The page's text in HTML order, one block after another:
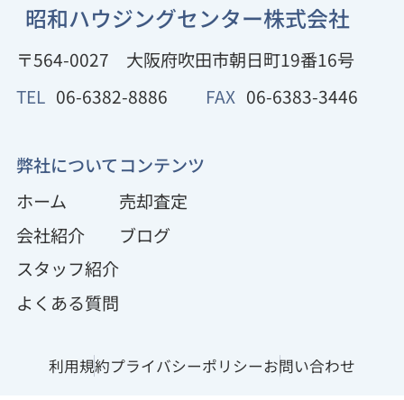
昭和ハウジングセンター株式会社
〒564-0027
大阪府吹田市朝日町19番16号
TEL 06-6382-8886 FAX 06-6383-3446
弊社について
ホーム
会社紹介
スタッフ紹介
よくある質問
コンテンツ
売却査定
ブログ
利用規約プライバシーポリシーお問い合わせ